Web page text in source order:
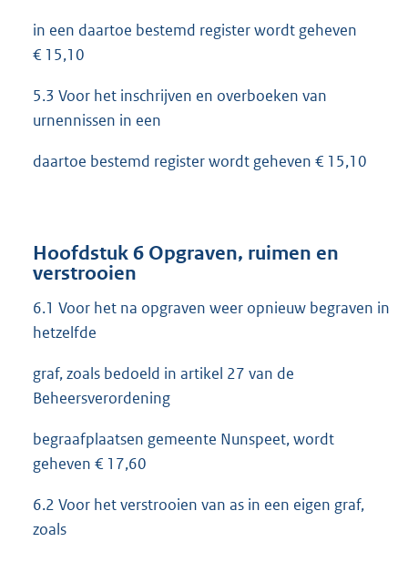
in een daartoe bestemd register wordt geheven
€ 15,10
5.3 Voor het inschrijven en overboeken van
urnennissen in een
daartoe bestemd register wordt geheven € 15,10
Hoofdstuk 6 Opgraven, ruimen en
verstrooien
6.1 Voor het na opgraven weer opnieuw begraven in
hetzelfde
graf, zoals bedoeld in artikel 27 van de
Beheersverordening
begraafplaatsen gemeente Nunspeet, wordt
geheven € 17,60
6.2 Voor het verstrooien van as in een eigen graf,
zoals